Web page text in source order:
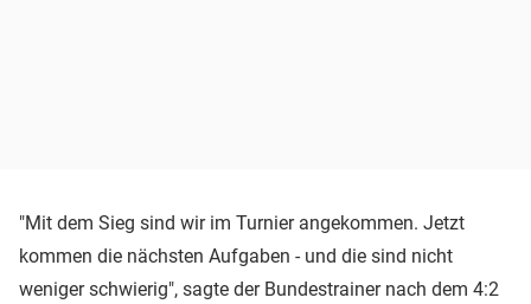
"Mit dem Sieg sind wir im Turnier angekommen. Jetzt
kommen die nächsten Aufgaben - und die sind nicht
weniger schwierig", sagte der Bundestrainer nach dem 4:2